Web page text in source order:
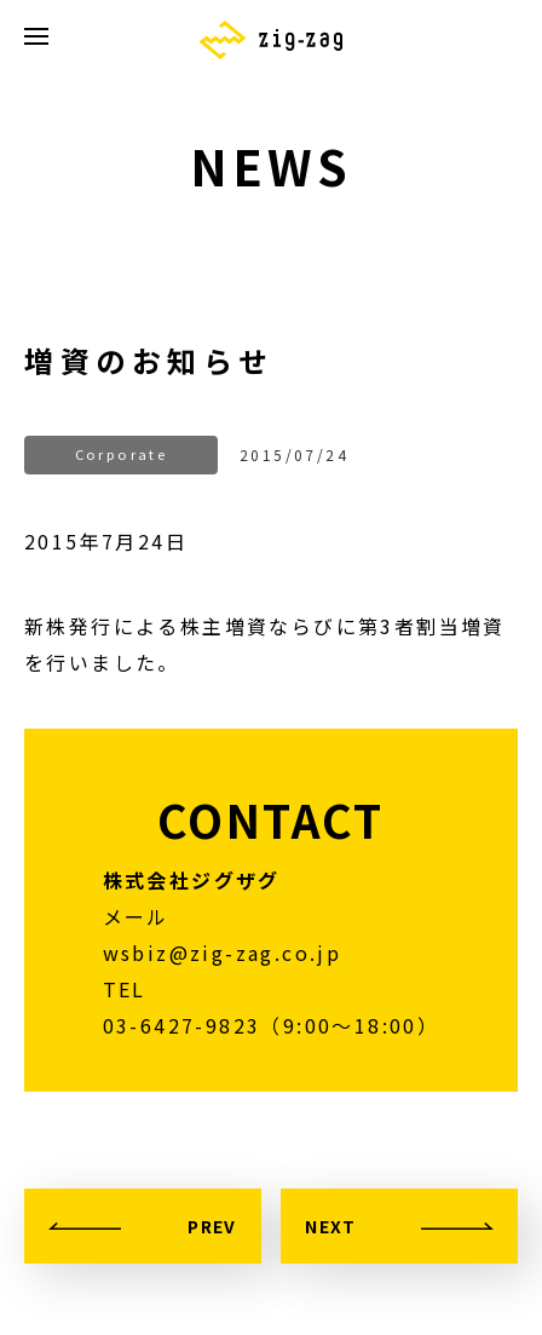
NEWS
増資のお知らせ
Corporate 2015/07/24
2015年7月24日
新株発行による株主増資ならびに第3者割当増資
を行いました。
CONTACT
株式会社ジグザグ
メール
wsbiz@zig-zag.co.jp
TEL
03-6427-9823（9:00～18:00）
PREV NEXT